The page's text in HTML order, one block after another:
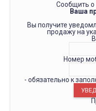
Сообщить о
Ваша
Вы получите
продажу на
Номер
- обязательно к